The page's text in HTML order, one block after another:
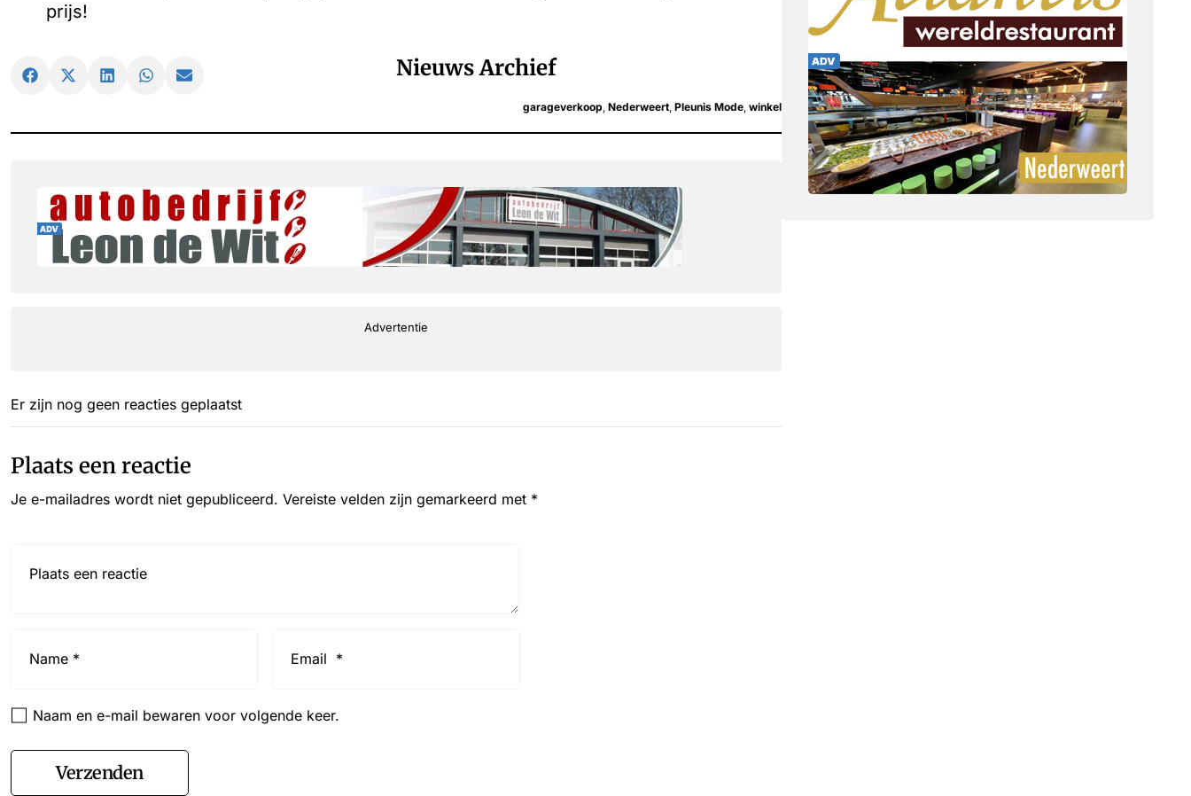
prijs!
Nieuws Archief
garageverkoop Nederweert Pleunis Mode winkel
Advertentie
Er zijn nog geen reacties geplaatst
Plaats een reactie
Je e-mailadres wordt niet gepubliceerd. Vereiste velden zijn gemarkeerd met *
Naam en e-mail bewaren voor volgende keer.
Verzenden